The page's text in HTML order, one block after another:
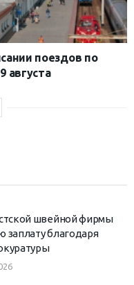
поездов по
августа
швейной фирмы
заплату благодаря